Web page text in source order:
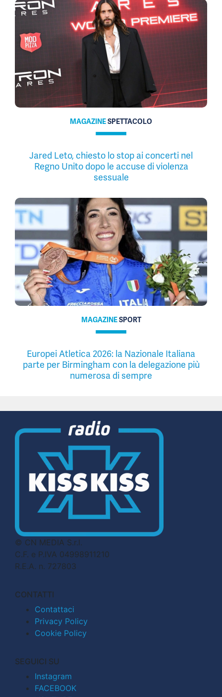
MAGAZINESPETTACOLO
Jared Leto, chiesto lo stop ai concerti nel
Regno Unito dopo le accuse di violenza
sessuale
MAGAZINESPORT
Europei Atletica 2026: la Nazionale Italiana
parte per Birmingham con la delegazione più
numerosa di sempre
© CN MEDIA S.r.l.
C.F. e P.IVA 04998911210
R.E.A. n. 727803
CONTATTI
Contattaci
Privacy Policy
Cookie Policy
SEGUICI SU
Instagram
FACEBOOK